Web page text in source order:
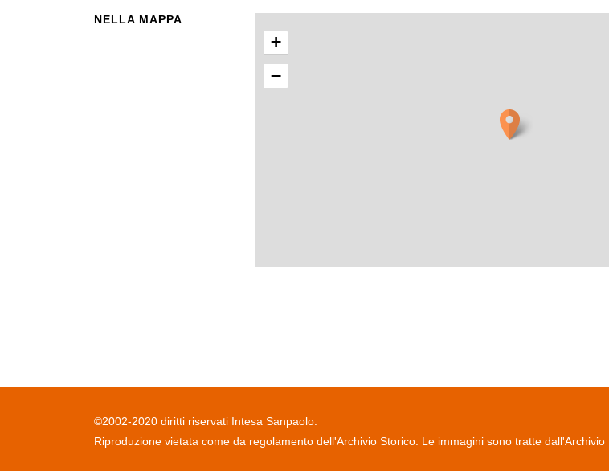
NELLA MAPPA
+
−
©2002-2020 diritti riservati Intesa Sanpaolo.
Riproduzione vietata come da regolamento dell'Archivio Storico. Le immagini sono tratte